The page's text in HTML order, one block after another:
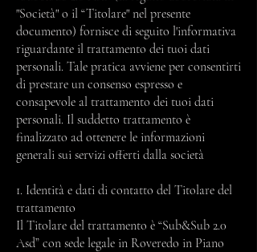
"Società" o il “Titolare" nel presente
documento) fornisce di seguito l'informativa
riguardante il trattamento dei tuoi dati
personali. Tale pratica avviene per consentirti
di prestare un consenso espresso e
consapevole al trattamento dei tuoi dati
personali. Il suddetto trattamento è
finalizzato ad ottenere le informazioni
generali sui servizi offerti dalla società
1. Identità e dati di contatto del Titolare del
trattamento
Il Titolare del trattamento è “Sub&Sub 2.0
Asd” con sede legale in Roveredo in Piano